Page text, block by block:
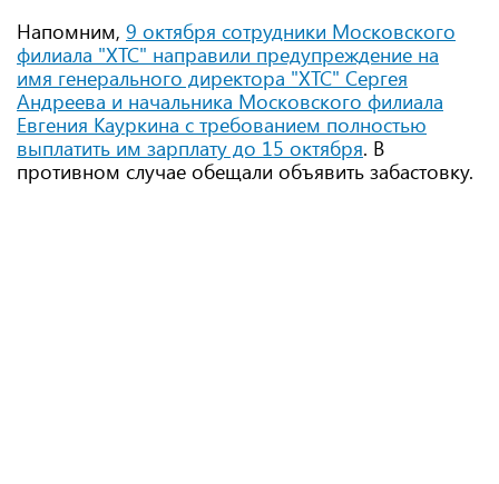
Напомним, 9 октября сотрудники Московского
филиала "ХТС" направили предупреждение на
имя генерального директора "ХТС" Сергея
Андреева и начальника Московского филиала
Евгения Кауркина с требованием полностью
выплатить им зарплату до 15 октября. В
противном случае обещали объявить забастовку.